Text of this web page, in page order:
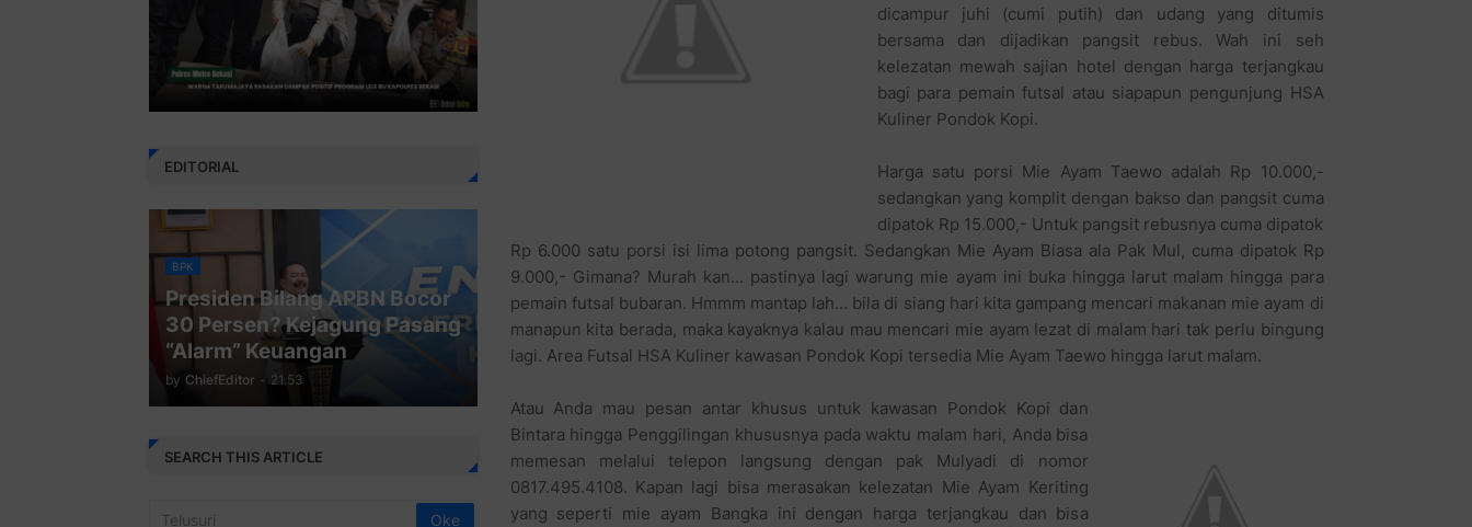
dicampur juhi (cumi putih) dan udang yang ditumis
bersama dan dijadikan pangsit rebus. Wah ini seh
kelezatan mewah sajian hotel dengan harga terjangkau
bagi para pemain futsal atau siapapun pengunjung HSA
Kuliner Pondok Kopi.
Harga satu porsi Mie Ayam Taewo adalah Rp 10.000,-
sedangkan yang komplit dengan bakso dan pangsit cuma
dipatok Rp 15.000,- Untuk pangsit rebusnya cuma dipatok
Rp 6.000 satu porsi isi lima potong pangsit. Sedangkan Mie Ayam Biasa ala Pak Mul, cuma dipatok Rp
9.000,- Gimana? Murah kan... pastinya lagi warung mie ayam ini buka hingga larut malam hingga para
pemain futsal bubaran. Hmmm mantap lah... bila di siang hari kita gampang mencari makanan mie ayam di
manapun kita berada, maka kayaknya kalau mau mencari mie ayam lezat di malam hari tak perlu bingung
lagi. Area Futsal HSA Kuliner kawasan Pondok Kopi tersedia Mie Ayam Taewo hingga larut malam.
Atau Anda mau pesan antar khusus untuk kawasan Pondok Kopi dan
Bintara hingga Penggilingan khususnya pada waktu malam hari, Anda bisa
memesan melalui telepon langsung dengan pak Mulyadi di nomor
0817.495.4108. Kapan lagi bisa merasakan kelezatan Mie Ayam Keriting
yang seperti mie ayam Bangka ini dengan harga terjangkau dan bisa
EDITORIAL
BPK
Presiden Bilang APBN Bocor
30 Persen? Kejagung Pasang
“Alarm” Keuangan
by ChiefEditor - 21.53
SEARCH THIS ARTICLE